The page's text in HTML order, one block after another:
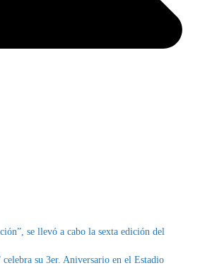
se llevó a cabo la sexta edición del
su 3er. Aniversario en el Estadio